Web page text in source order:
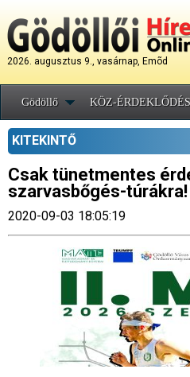
2026. augusztus 9., vasárnap, Emõd
Gödöllő KÖZ-ÉRDEKLŐDÉS
KITEKINTŐ
Csak tünetmentes
szarvasbőgés-túrákra!
2020-09-03 18:05:19